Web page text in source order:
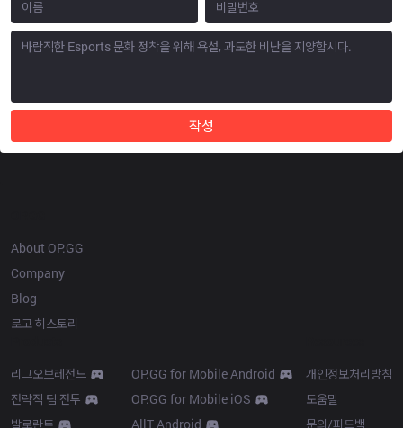
작성
About OP.GG
Company
Blog
로고 히스토리
리그오브레전드
전략적 팀 전투
발로란트
OP.GG for Mobile Android
OP.GG for Mobile iOS
AllT Android
개인정보처리방침
도움말
문의/피드백